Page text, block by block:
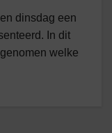
dinsdag een
In dit
welke